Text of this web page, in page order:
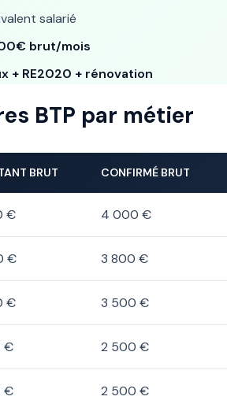
salarié
brut/mois
+ RE2020 + rénovation
BTP par métier
BRUT CONFIRMÉ BRUT
€ 4 000 €
€ 3 800 €
€ 3 500 €
€ 2 500 €
€ 2 500 €